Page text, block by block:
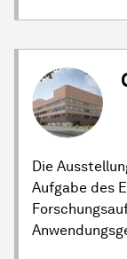
Die
Aufgabe des